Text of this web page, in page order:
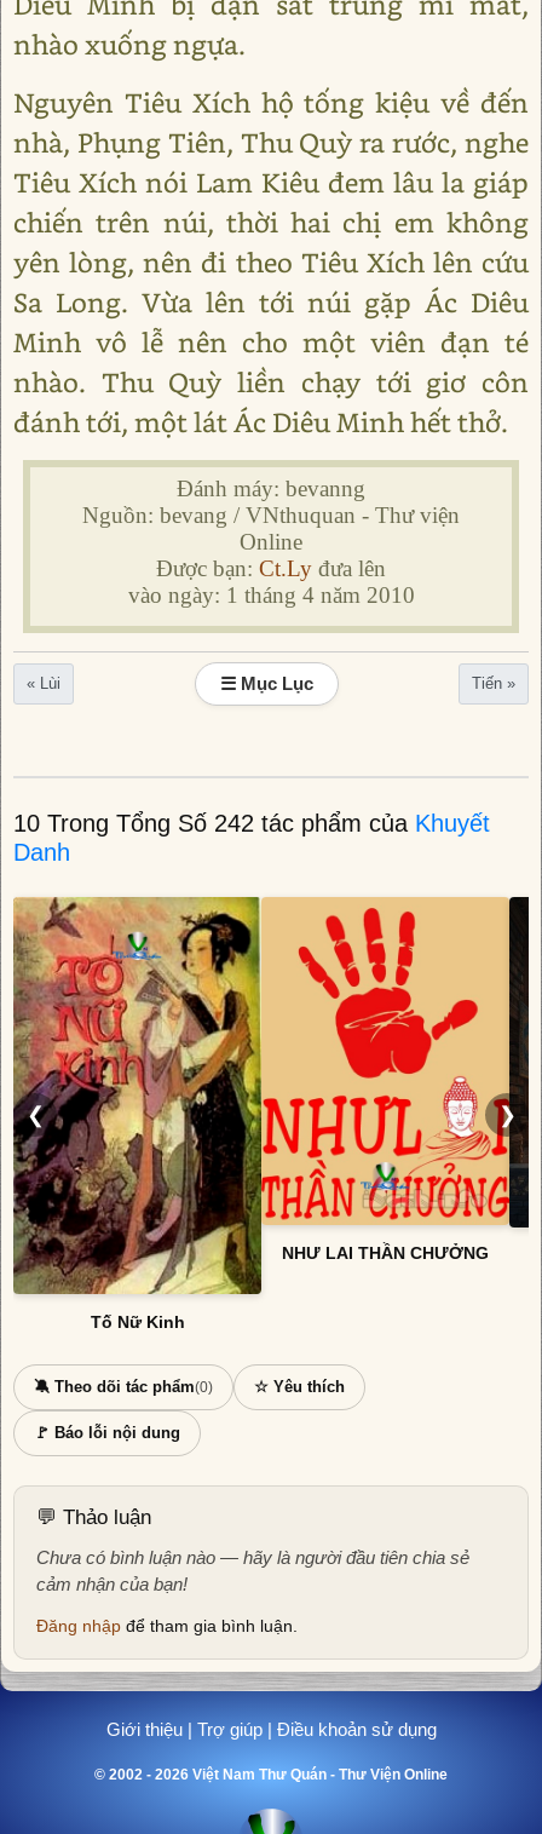
nhào xuống ngựa.
Nguyên Tiêu Xích hộ tống kiệu về đến
nhà, Phụng Tiên, Thu Quỳ ra rước, nghe
Tiêu Xích nói Lam Kiêu đem lâu la giáp
chiến trên núi, thời hai chị em không
yên lòng, nên đi theo Tiêu Xích lên cứu
Sa Long. Vừa lên tới núi gặp Ác Diêu
Minh vô lễ nên cho một viên đạn té
nhào. Thu Quỳ liền chạy tới giơ côn
đánh tới, một lát Ác Diêu Minh hết thở.
Đánh máy: bevanng
Nguồn: bevang / VNthuquan - Thư viện
Online
Được bạn: Ct.Ly đưa lên
vào ngày: 1 tháng 4 năm 2010
« Lùi ☰ Mục Lục Tiến »
10 Trong Tổng Số 242 tác phẩm của Khuyết
Danh
❮
Tố Nữ Kinh
NHƯ LAI THẦN CHƯỞNG
❯
🔕 Theo dõi tác phẩm(0) ☆ Yêu thích
🚩 Báo lỗi nội dung
💬 Thảo luận
Chưa có bình luận nào — hãy là người đầu tiên chia sẻ
cảm nhận của bạn!
Đăng nhập để tham gia bình luận.
Giới thiệu| Trợ giúp| Điều khoản sử dụng
© 2002 - 2026 Việt Nam Thư Quán - Thư Viện Online